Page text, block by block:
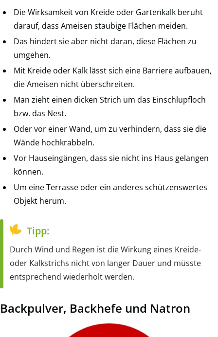
Die Wirksamkeit von Kreide oder Gartenkalk beruht
darauf, dass Ameisen staubige Flächen meiden.
Das hindert sie aber nicht daran, diese Flächen zu
umgehen.
Mit Kreide oder Kalk lässt sich eine Barriere aufbauen,
die Ameisen nicht überschreiten.
Man zieht einen dicken Strich um das Einschlupfloch
bzw. das Nest.
Oder vor einer Wand, um zu verhindern, dass sie die
Wände hochkrabbeln.
Vor Hauseingängen, dass sie nicht ins Haus gelangen
können.
Um eine Terrasse oder ein anderes schützenswertes
Objekt herum.
Tipp:
Durch Wind und Regen ist die Wirkung eines Kreide-
oder Kalkstrichs nicht von langer Dauer und müsste
entsprechend wiederholt werden.
Backpulver, Backhefe und Natron